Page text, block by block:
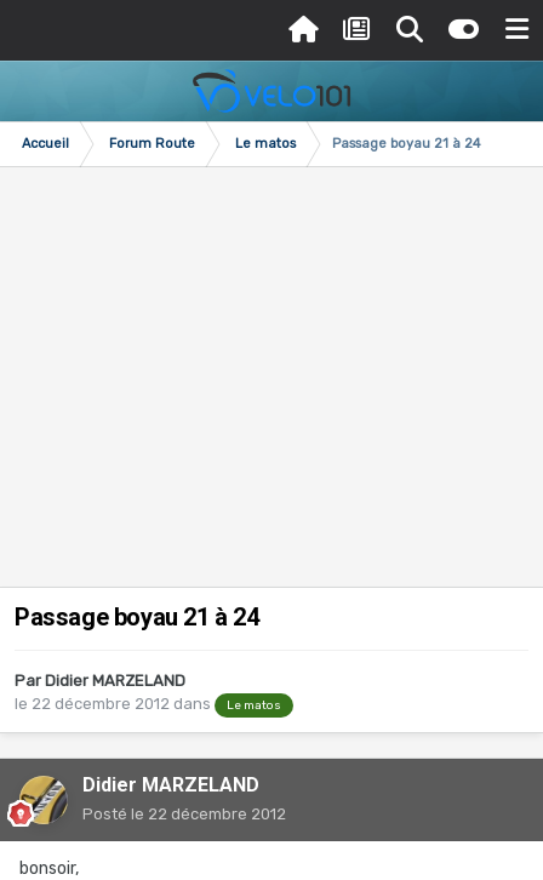
Accueil Forum Route Le matos Passage boyau 21 à 24
Passage boyau 21 à 24
Par Didier MARZELAND
le 22 décembre 2012 dans Le matos
Didier MARZELAND
Posté le 22 décembre 2012
bonsoir,